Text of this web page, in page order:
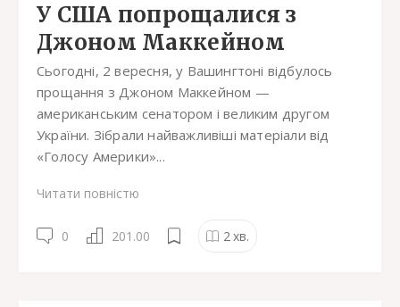
У США попрощалися з
Джоном Маккейном
Сьогодні, 2 вересня, у Вашингтоні відбулось
прощання з Джоном Маккейном —
американським сенатором і великим другом
України. Зібрали найважливіші матеріали від
«Голосу Америки»...
Читати повністю
0 201.00 2хв.